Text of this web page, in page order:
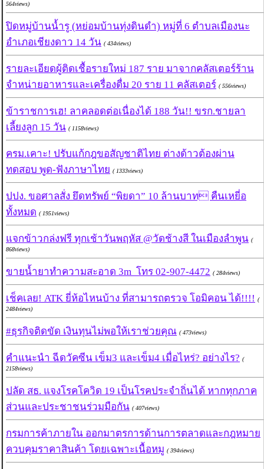
564views)
ปิดหมู่บ้านน้ำรู (หย่อมบ้านทุ่งดินดำ) หมู่ที่ 6 ตำบลเมืองนะ
อำเภอเชียงดาว 14 วัน ( 434views)
รายละเอียดผู้ติดเชื้อรายใหม่ 187 ราย มาจากคลัสเตอร์ร้าน
จำหน่ายอาหารและเครื่องดื่ม 20 ราย 11 คลัสเตอร์ ( 556views)
ข้าราชการเฮ! ลาคลอดต่อเนื่องได้ 188 วัน!! ขรก.ชายลา
เลี้ยงลูก 15 วัน ( 1158views)
ครม.เคาะ! ปรับแก้กฎขอสัญชาติไทย ต่างด้าวต้องผ่าน
ทดสอบ พูด-ฟังภาษาไทย ( 1333views)
ปปง. ขอศาลสั่ง ยึดทรัพย์ “พิยดา” 10 ล้านบาท คืนเหยี่อ
ทั้งหมด ( 1951views)
แจกข้าวกล่งฟรี ทุกเช้าวันพฤหัส @วัดช้างสี ในเมืองลำพูน (
868views)
ขายน้ำยาทำความสะอาด 3m โทร 02-907-4472 ( 284views)
เช็คเลย! ATK ยี่ห้อไหนบ้าง ที่สามารถตรวจ โอมิคอน ได้!!!! (
2484views)
#ธุรกิจติดขัด เงินทุนไม่พอให้เราช่วยคุณ ( 473views)
คำแนะนำ ฉีดวัคซีน เข็ม3 และเข็ม4 เมื่อไหร่? อย่างไร? (
2158views)
ปลัด สธ. แจงโรคโควิด 19 เป็นโรคประจำถิ่นได้ หากทุกภาค
ส่วนและประชาชนร่วมมือกัน ( 407views)
กรมการค้าภายใน ออกมาตรการด้านการตลาดและกฎหมาย
ควบคุมราคาสินค้า โดยเฉพาะเนื้อหมู ( 394views)